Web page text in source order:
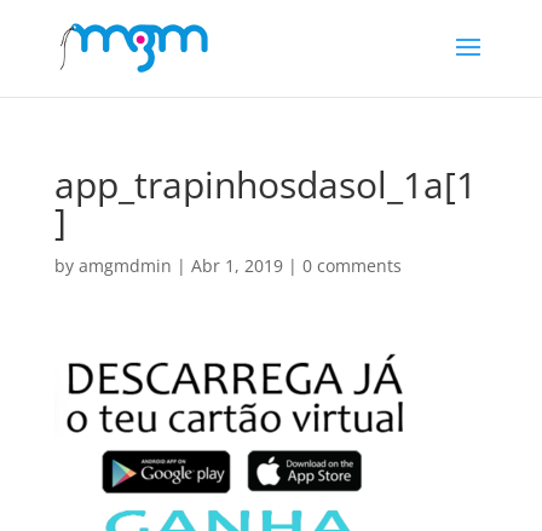
app_trapinhosdasol_1a[1
]
by amgmdmin | Abr 1, 2019| 0 comments